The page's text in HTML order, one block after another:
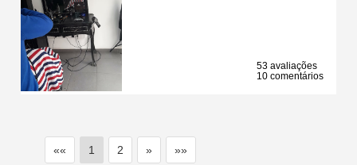
53 avaliações
10 comentários
«« 1 2 » »»